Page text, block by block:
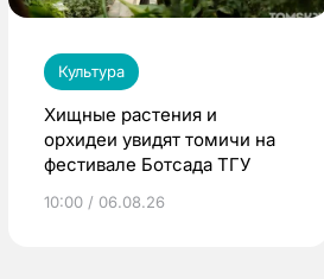
Культура
Хищные растения и
орхидеи увидят томичи на
фестивале Ботсада ТГУ
10:00 / 06.08.26